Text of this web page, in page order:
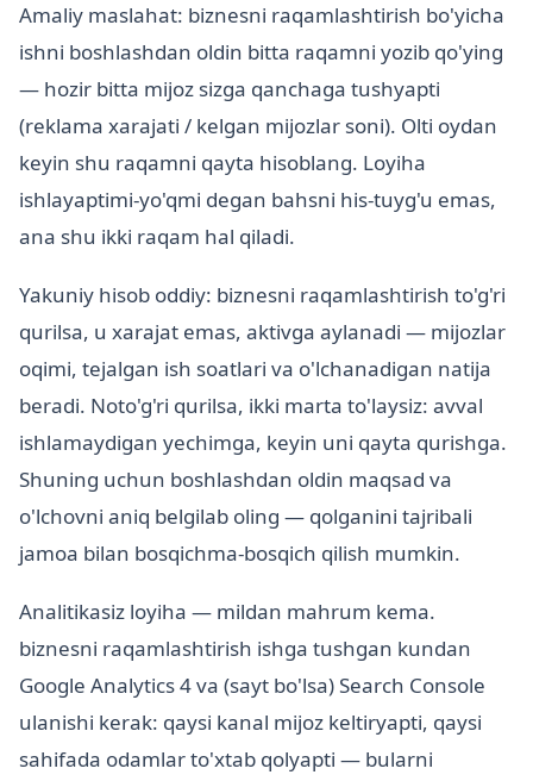
Amaliy maslahat: biznesni raqamlashtirish bo'yicha
ishni boshlashdan oldin bitta raqamni yozib qo'ying
— hozir bitta mijoz sizga qanchaga tushyapti
(reklama xarajati / kelgan mijozlar soni). Olti oydan
keyin shu raqamni qayta hisoblang. Loyiha
ishlayaptimi-yo'qmi degan bahsni his-tuyg'u emas,
ana shu ikki raqam hal qiladi.
Yakuniy hisob oddiy: biznesni raqamlashtirish to'g'ri
qurilsa, u xarajat emas, aktivga aylanadi — mijozlar
oqimi, tejalgan ish soatlari va o'lchanadigan natija
beradi. Noto'g'ri qurilsa, ikki marta to'laysiz: avval
ishlamaydigan yechimga, keyin uni qayta qurishga.
Shuning uchun boshlashdan oldin maqsad va
o'lchovni aniq belgilab oling — qolganini tajribali
jamoa bilan bosqichma-bosqich qilish mumkin.
Analitikasiz loyiha — mildan mahrum kema.
biznesni raqamlashtirish ishga tushgan kundan
Google Analytics 4 va (sayt bo'lsa) Search Console
ulanishi kerak: qaysi kanal mijoz keltiryapti, qaysi
sahifada odamlar to'xtab qolyapti — bularni